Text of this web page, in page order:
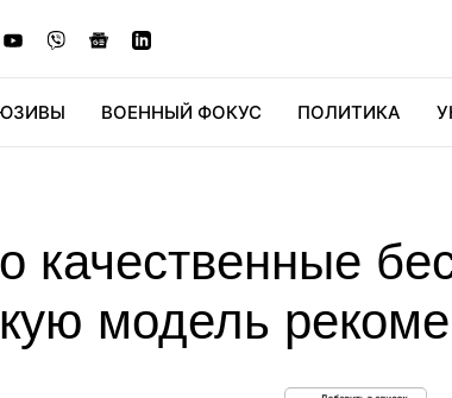
ВОЕННЫЙ ФОКУС ПОЛИТИКА
качественные
модель